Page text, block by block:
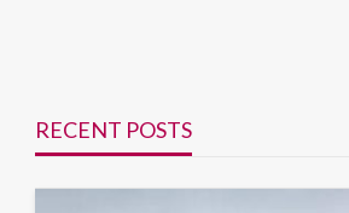
RECENT POSTS